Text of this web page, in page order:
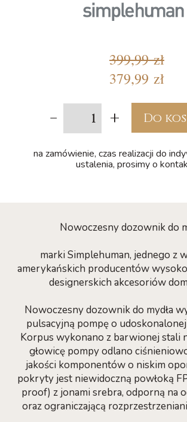
399,99 zł
379,99 zł
- + Do
na zamówienie, czas realizacji do
ustalenia, prosimy o
Nowoczesny dozownik do
marki Simplehuman, jednego z
amerykańskich producentów
designerskich akcesoriów
Nowoczesny dozownik do mydła
pulsacyjną pompę o
Korpus wykonano z barwionej stali
głowicę pompy odlano
jakości komponentów o niskim
pokryty jest niewidoczną powłoką
proof) z jonami srebra, odporną na
oraz ograniczającą